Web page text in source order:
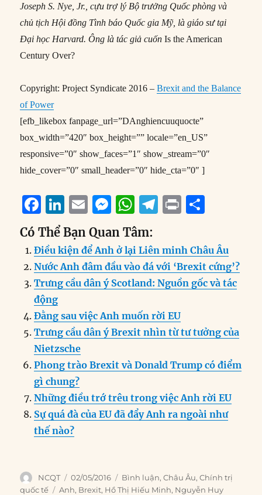
Joseph S. Nye, Jr., cựu trợ lý Bộ trưởng Quốc phòng và
chủ tịch Hội đồng Tình báo Quốc gia Mỹ, là giáo sư tại
Đại học Harvard. Ông là tác giả cuốnIs the American
Century Over?
Copyright: Project Syndicate 2016 –Brexit and the Balance
of Power
[efb_likebox fanpage_url=”DAnghiencuuquocte”
box_width=”420″ box_height=”” locale=”en_US”
responsive=”0″ show_faces=”1″ show_stream=”0″
hide_cover=”0″ small_header=”0″ hide_cta=”0″ ]
F
a
c
e
b
o
o
k
Li
n
k
e
d
n
E
m
ai
l
M
ss
e
n
er
W
h
at
s
A
p
T
g
r
m
P
n
t
a
re
Có Thể Bạn Quan Tâm:
Điều kiện để Anh ở lại Liên minh Châu Âu
Nước Anh đâm đầu vào đá với ‘Brexit cứng’?
Trưng cầu dân ý Scotland: Nguồn gốc và tác
động
Đằng sau việc Anh muốn rời EU
Trưng cầu dân ý Brexit nhìn từ tư tưởng của
Nietzsche
Phong trào Brexit và Donald Trump có điểm
gì chung?
Những điều trớ trêu trong việc Anh rời EU
Sự quá đà của EU đã đẩy Anh ra ngoài như
thế nào?
Author
NCQT
Posted
on
02/05/2016 Categories
Bình luận,Châu Âu,Chính trị
quốc tế
Tags
Anh, Brexit, Hồ Thị Hiếu Minh, Nguyễn Huy